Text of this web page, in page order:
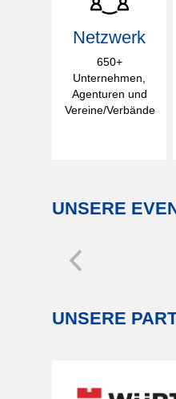
Netzwerk
650+
Unternehmen,
Agenturen und
Vereine/Verbände
UNSERE
UNSERE